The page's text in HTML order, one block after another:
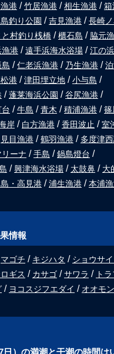
港 竹居漁港 相生漁港
箱
釣り公園 吉見漁港
長崎
村釣り桟橋 櫃石島
脇元
漁港 遠手浜海水浴場
江の
仁老浜漁港 乃生漁港
港 津田埋立地
小与島
蓬莱海浜公園
谷尻漁港
牛島 青木 積浦漁港
篠
岸 白方漁港 香田波止
室
見目漁港 鶴羽漁港
多度津
ーナ 手島
鍋島燈台
興津海水浴場 太鼓鼻
大
・高見港 浦生漁港
本浦
情報
マゴチ キジハタ
ショウサ
ギス カサゴ サワラ
ト
ヨコスジフエダイ
オオモ